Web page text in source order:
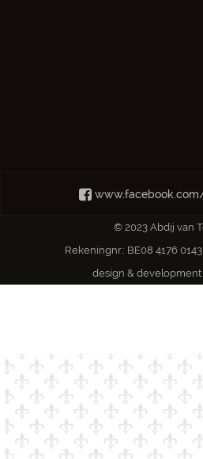
© 2023 Abdij van
Rekeningnr.: BE08 4176
design & development